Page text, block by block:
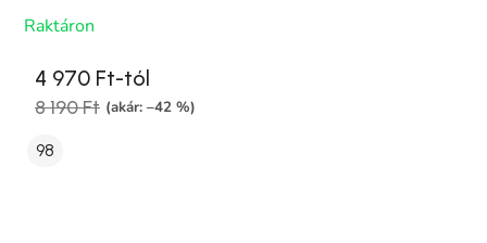
Raktáron
4 970 Ft-tól
8 190 Ft (akár: –42 %)
98